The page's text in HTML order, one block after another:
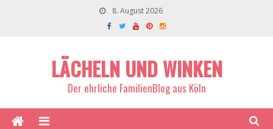
8. August 2026
LÄCHELN UND WINKEN
Der ehrliche FamilienBlog aus Köln